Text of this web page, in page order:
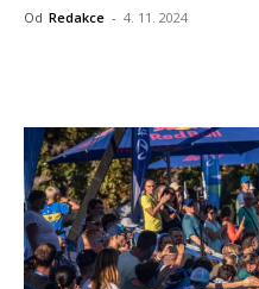
Od Redakce - 4. 11. 2024